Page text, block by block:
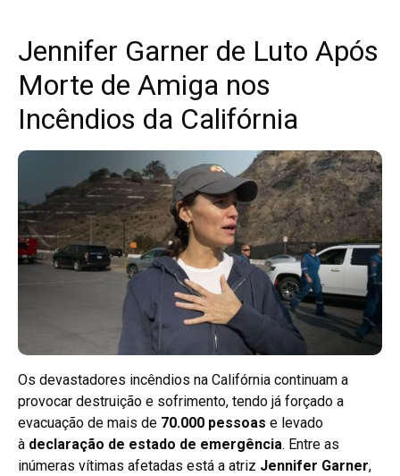
Jennifer Garner de Luto Após
Morte de Amiga nos
Incêndios da Califórnia
Os devastadores incêndios na Califórnia continuam a
provocar destruição e sofrimento, tendo já forçado a
evacuação de mais de 70.000 pessoas e levado
à declaração de estado de emergência. Entre as
inúmeras vítimas afetadas está a atriz Jennifer Garner,